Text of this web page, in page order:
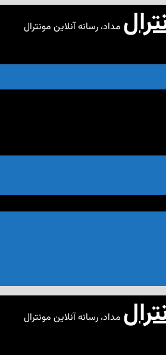
مداد، رسانه آنلاین مونترال
مداد، رسانه آنلاین مونترال